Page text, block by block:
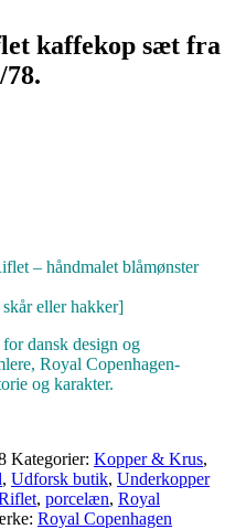
kaffekop sæt fra
78.
– håndmalet blåmønster
eller hakker]
dansk design og
Royal Copenhagen-
og karakter.
Kategorier: Kopper & Krus,
, Udforsk butik, Underkopper
, porcelæn, Royal
Royal Copenhagen